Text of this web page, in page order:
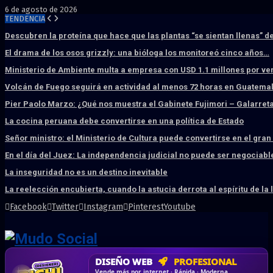
6 de agosto de 2026
TENDENCIA
Descubren la proteína que hace que las plantas “se sientan llenas”
El drama de los osos grizzly: una bióloga los monitoreó cinco años…
Ministerio de Ambiente multa a empresa con USD 1.1 millones por
Volcán de Fuego seguirá en actividad al menos 72 horas en
Pier Paolo Marzo: ¿Qué nos muestra el Gabinete Fujimori –
La cocina peruana debe convertirse en una política de Estado
Señor ministro: el Ministerio de Cultura puede convertirse en el
En el día del Juez: La independencia judicial no puede ser
La inseguridad no es un destino inevitable
La reelección encubierta, cuando la astucia derrota al espíritu de la
Facebook Twitter Instagram PinterestYoutube
HOSTING SSD SÚPER RÁPIDO
DISEÑO WEB PROFESIONAL
CRM & DASHBOARD A MEDIDA
CORREO CORPORATIVO